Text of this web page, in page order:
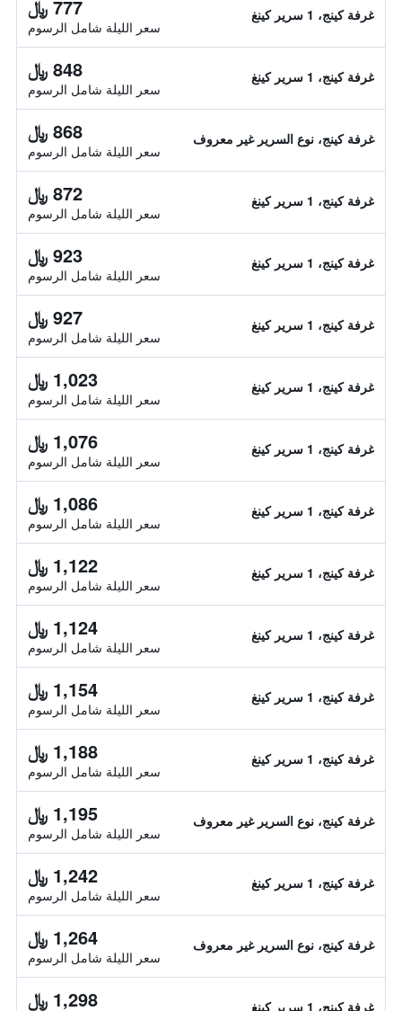
غرفة كينج، 1 سرير كينغ 777 ﷼
سعر الليلة شامل الرسوم
غرفة كينج، 1 سرير كينغ 848 ﷼
سعر الليلة شامل الرسوم
غرفة كينج، نوع السرير غير معروف 868 ﷼
سعر الليلة شامل الرسوم
غرفة كينج، 1 سرير كينغ 872 ﷼
سعر الليلة شامل الرسوم
غرفة كينج، 1 سرير كينغ 923 ﷼
سعر الليلة شامل الرسوم
غرفة كينج، 1 سرير كينغ 927 ﷼
سعر الليلة شامل الرسوم
غرفة كينج، 1 سرير كينغ 1,023 ﷼
سعر الليلة شامل الرسوم
غرفة كينج، 1 سرير كينغ 1,076 ﷼
سعر الليلة شامل الرسوم
غرفة كينج، 1 سرير كينغ 1,086 ﷼
سعر الليلة شامل الرسوم
غرفة كينج، 1 سرير كينغ 1,122 ﷼
سعر الليلة شامل الرسوم
غرفة كينج، 1 سرير كينغ 1,124 ﷼
سعر الليلة شامل الرسوم
غرفة كينج، 1 سرير كينغ 1,154 ﷼
سعر الليلة شامل الرسوم
غرفة كينج، 1 سرير كينغ 1,188 ﷼
سعر الليلة شامل الرسوم
غرفة كينج، نوع السرير غير معروف 1,195 ﷼
سعر الليلة شامل الرسوم
غرفة كينج، 1 سرير كينغ 1,242 ﷼
سعر الليلة شامل الرسوم
غرفة كينج، نوع السرير غير معروف 1,264 ﷼
سعر الليلة شامل الرسوم
غرفة كينج، 1 سرير كينغ 1,298 ﷼